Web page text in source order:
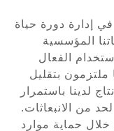
في إدارة دورة حياة
المؤسسية
الفعال
ملتزمون بتقليل
لدينا باستمرار
من الانبعاثات.
حماية موارد